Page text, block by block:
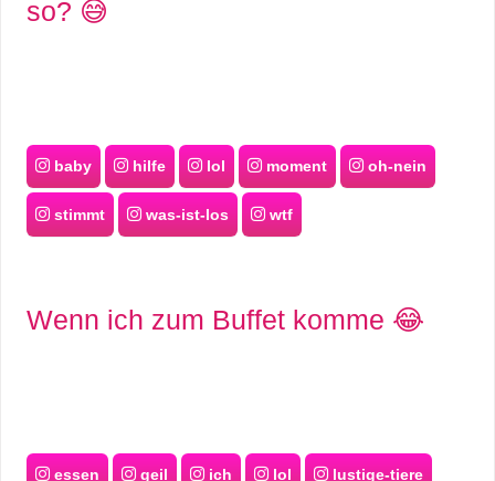
so? 😅
baby hilfe lol moment oh-nein
stimmt was-ist-los wtf
Wenn ich zum Buffet komme 😂
essen geil ich lol lustige-tiere